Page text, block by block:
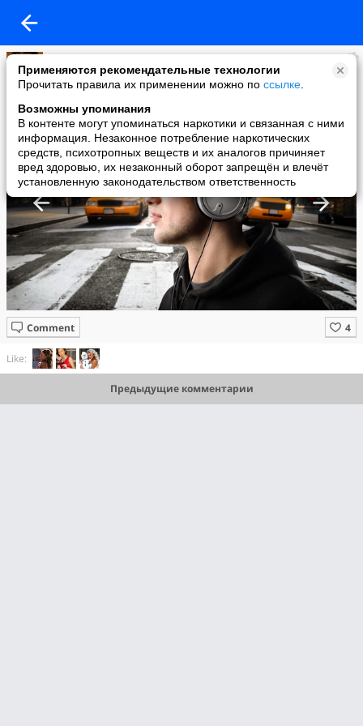
Применяются рекомендательные технологии
Прочитать правила их применении можно по ссылке
Возможны упоминания
В контенте могут упоминаться наркотики и связанная с ними
информация. Незаконное потребление наркотических
средств, психотропных веществ и их аналогов причиняет
вред здоровью, их незаконный оборот запрещён и влечёт
установленную законодательством ответственность
Имидж ничто
added a photo
14 Jun в 13:26
Comment
Like:
Предыдущие комментарии